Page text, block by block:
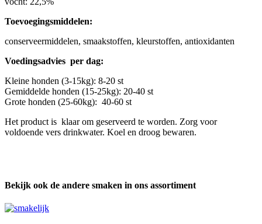
Toevoegingsmiddelen:
conserveermiddelen, smaakstoffen, kleurstoffen, antioxidanten
Voedingsadvies per dag:
Kleine honden (3-15kg): 8-20 st
Gemiddelde honden (15-25kg): 20-40 st
Grote honden (25-60kg): 40-60 st
Het product is klaar om geserveerd te worden. Zorg voor
voldoende vers drinkwater. Koel en droog bewaren.
Bekijk ook de andere smaken in ons assortiment